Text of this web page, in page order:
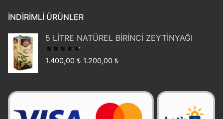
İNDIRIMLI ÜRÜNLER
5 LİTRE NATÜREL BİRİNCİ ZEYTİNYAĞI
5 üzerinden
4.50oy
1.400,00₺ Orijinal
1.200,00 ₺Şu
1.200,00 ₺.